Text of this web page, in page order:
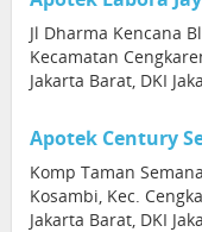
Jl Dharma Kencana
Kecamatan
Jakarta Barat, DKI
Apotek Century
Komp Taman
Kosambi, Kec.
Jakarta Barat, DKI